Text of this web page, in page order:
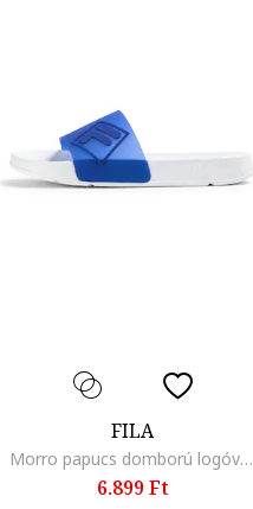
FILA
Morro papucs domború logóval, Sötétkék/Királykék
6.899 Ft